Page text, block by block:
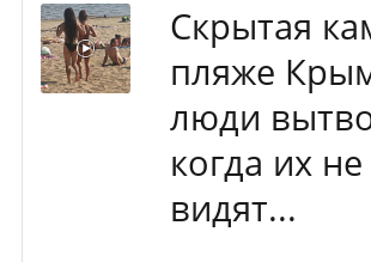
Скрытая
пляже
люди
когда их не
видят...